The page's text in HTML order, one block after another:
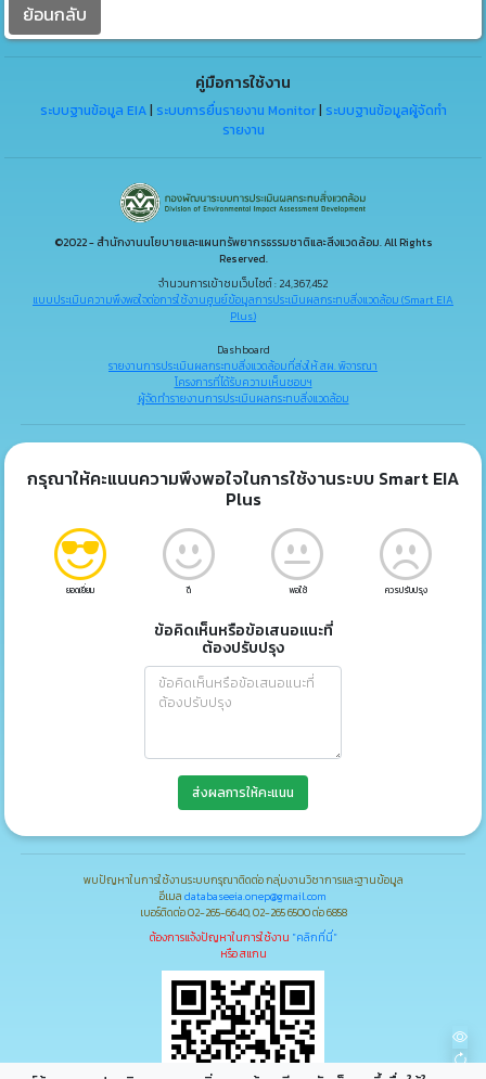
ย้อนกลับ
คู่มือการใช้งาน
ระบบฐานข้อมูล EIA| ระบบการยื่นรายงาน Monitor| ระบบฐานข้อมูลผู้จัดทำ
รายงาน
©2022 - สำนักงานนโยบายและแผนทรัพยากรธรรมชาติและสิ่งแวดล้อม. All Rights
Reserved.
จำนวนการเข้าชมเว็บไซต์ : 24,367,452
แบบประเมินความพึงพอใจต่อการใช้งานศูนย์ข้อมูลการประเมินผลกระทบสิ่งแวดล้อม (Smart EIA
Plus)
Dashboard
รายงานการประเมินผลกระทบสิ่งแวดล้อมที่ส่งให้ สผ. พิจารณา
โครงการที่ได้รับความเห็นชอบฯ
ผู้จัดทำรายงานการประเมินผลกระทบสิ่งแวดล้อม
กรุณาให้คะแนนความพึงพอใจในการใช้งานระบบ Smart EIA
Plus
ยอดเยี่ยม ดี พอใช้ ควรปรับปรุง
ข้อคิดเห็นหรือข้อเสนอแนะที่
ต้องปรับปรุง
ส่งผลการให้คะแนน
พบปัญหาในการใช้งานระบบกรุณาติดต่อ กลุ่มงานวิชาการและฐานข้อมูล
อีเมล databaseeia.onep@gmail.com
เบอร์ติดต่อ 02-265-6640, 02-265 6500 ต่อ 6858
ต้องการแจ้งปัญหาในการใช้งาน "คลิกที่นี่"
หรือ สแกน